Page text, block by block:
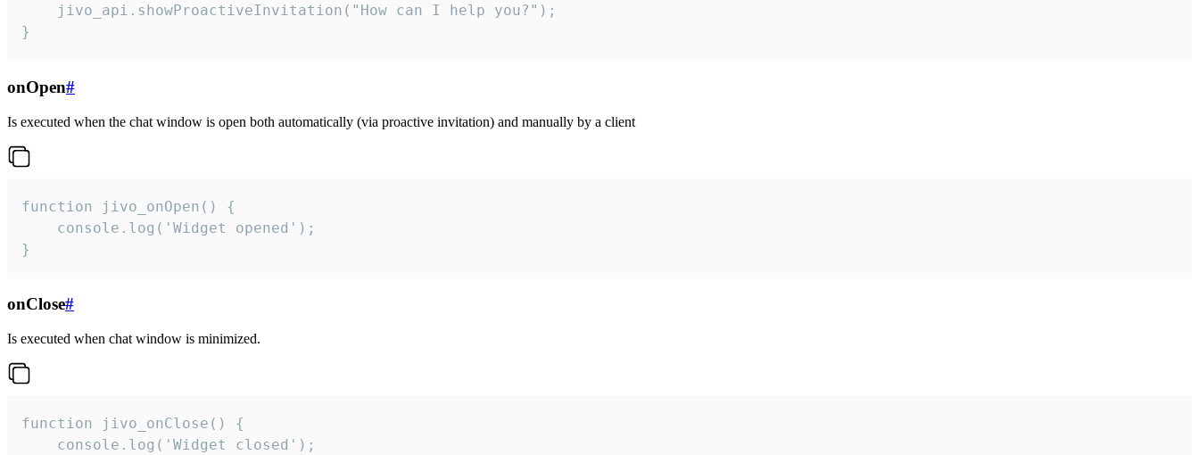
    jivo_api.showProactiveInvitation("How can I help you?");
}
onOpen#
Is executed when the chat window is open both automatically (via proactive invitation) and manually by a client
function jivo_onOpen() {
    console.log('Widget opened');
}
onClose#
Is executed when chat window is minimized.
function jivo_onClose() {
    console.log('Widget closed');